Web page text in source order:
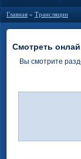
Главная » Трансляции
Смотреть
Вы смотрите